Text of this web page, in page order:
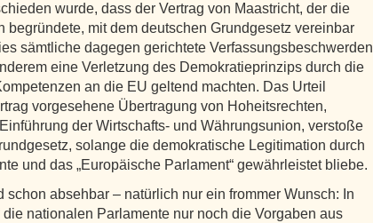
wurde, dass der Vertrag von Maastricht, der die
begründete, mit dem deutschen Grundgesetz vereinbar
sämtliche dagegen gerichtete Verfassungsbeschwerden
eine Verletzung des Demokratieprinzips durch die
an die EU geltend machten. Das Urteil
vorgesehene Übertragung von Hoheitsrechten,
der Wirtschafts- und Währungsunion, verstoße
solange die demokratische Legitimation durch
und das „Europäische Parlament“ gewährleistet bliebe.
schon absehbar – natürlich nur ein frommer Wunsch: In
die nationalen Parlamente nur noch die Vorgaben aus